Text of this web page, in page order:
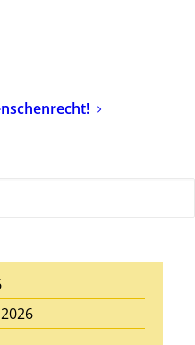
von
ihres Kindes
Theresia,